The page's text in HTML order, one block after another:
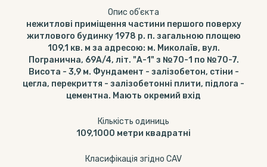
Опис обʼєкта
нежитлові приміщення частини першого поверху
житлового будинку 1978 р. п. загальною площею
109,1 кв. м за адресою: м. Миколаїв, вул.
Погранична, 69А/4, літ. "А-1" з №70-1 по №70-7.
Висота - 3,9 м. Фундамент - залізобетон, стіни -
цегла, перекриття - залізобетонні плити, підлога -
цементна. Мають окремий вхід
Кількість одиниць
109,1000 метри квадратні
Класифікація згідно CAV